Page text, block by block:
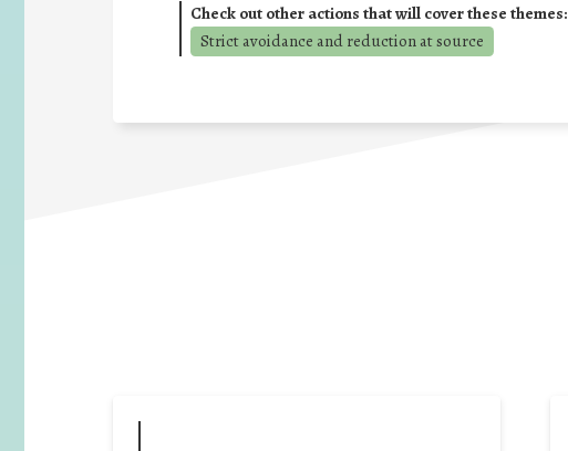
Check out other actions that will cover these themes:
Strict avoidance and reduction at source